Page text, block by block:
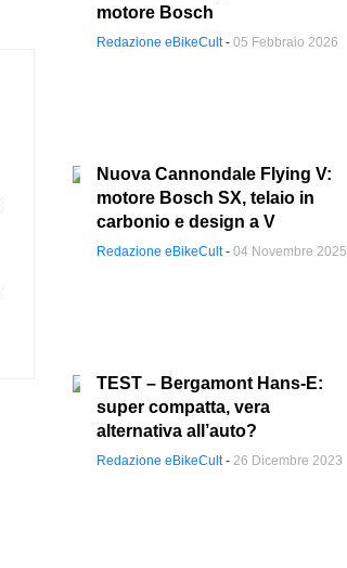
motore Bosch
Redazione eBikeCult-05 Febbraio 2026
Nuova Cannondale Flying V:
motore Bosch SX, telaio in
carbonio e design a V
Redazione eBikeCult-04 Novembre 2025
TEST – Bergamont Hans-E:
super compatta, vera
alternativa all’auto?
Redazione eBikeCult-26 Dicembre 2023